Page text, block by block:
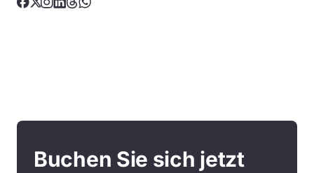
Buchen Sie sich jetzt